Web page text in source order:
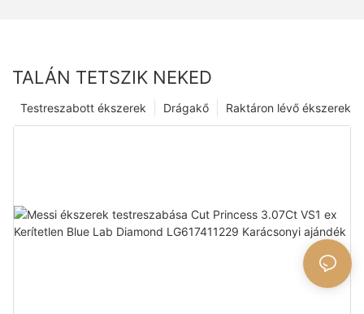
TALÁN TETSZIK NEKED
Raktáron lévő ékszerek
Drágakő
Testreszabott ékszerek